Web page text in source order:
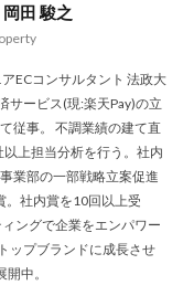
田 駿之
ECコンサルタント 法政大
サービス(現:楽天Pay)の立
従事。 不調業績の建て直
上担当分析を行う。社内
業部の一部戦略立案促進
。社内賞を10回以上受
ングで企業をエンパワー
ップブランドに成長させ
中。